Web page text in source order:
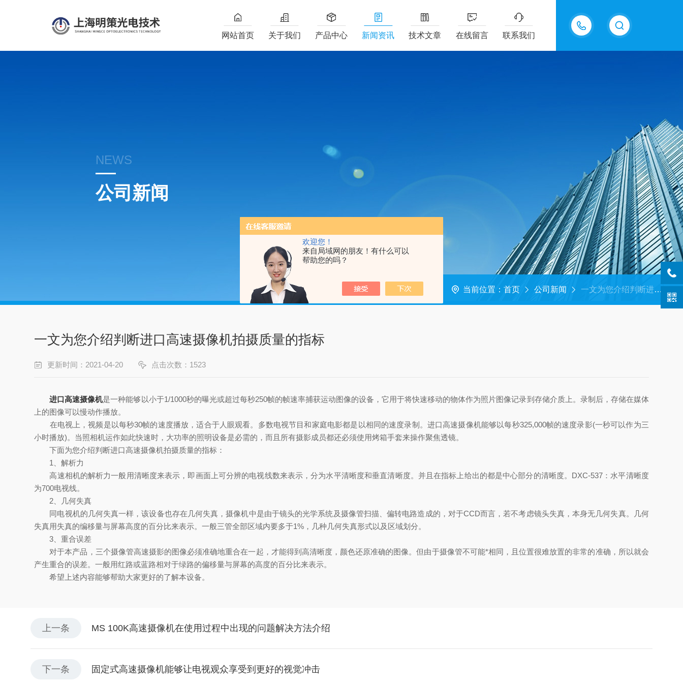
欢迎您！
来自局域网的朋友！有什么可以
帮助您的吗？
网站首页 关于我们 产品中心 新闻资讯 技术文章 在线留言 联系我们
NEWS
公司新闻
当前位置： 首页 公司新闻 一文为您介绍判断进口高速摄像机拍摄质量的指标
一文为您介绍判断进口高速摄像机拍摄质量的指标
更新时间：2021-04-20 点击次数：1523
进口高速摄像机是一种能够以小于1/1000秒的曝光或超过每秒250帧的帧速率捕获运动图像的设备，它用于将快速移动的物体作为照片图像记录到存储介质上。录制后，存储在媒体
上的图像可以慢动作播放。
在电视上，视频是以每秒30帧的速度播放，适合于人眼观看。多数电视节目和家庭电影都是以相同的速度录制。进口高速摄像机能够以每秒325,000帧的速度录影(一秒可以作为三
小时播放)。当照相机运作如此快速时，大功率的照明设备是必需的，而且所有摄影成员都还必须使用烤箱手套来操作聚焦透镜。
下面为您介绍判断进口高速摄像机拍摄质量的指标：
1、解析力
高速相机的解析力一般用清晰度来表示，即画面上可分辨的电视线数来表示，分为水平清晰度和垂直清晰度。并且在指标上给出的都是中心部分的清晰度。DXC-537：水平清晰度
为700电视线。
2、几何失真
同电视机的几何失真一样，该设备也存在几何失真，摄像机中是由于镜头的光学系统及摄像管扫描、偏转电路造成的，对于CCD而言，若不考虑镜头失真，本身无几何失真。几何
失真用失真的编移量与屏幕高度的百分比来表示。一般三管全部区域内要多于1%，几种几何失真形式以及区域划分。
3、重合误差
对于本产品，三个摄像管高速摄影的图像必须准确地重合在一起，才能得到高清晰度，颜色还原准确的图像。但由于摄像管不可能*相同，且位置很难放置的非常的准确，所以就会
产生重合的误差。一般用红路或蓝路相对于绿路的偏移量与屏幕的高度的百分比来表示。
希望上述内容能够帮助大家更好的了解本设备。
上一条 MS 100K高速摄像机在使用过程中出现的问题解决方法介绍
下一条 固定式高速摄像机能够让电视观众享受到更好的视觉冲击